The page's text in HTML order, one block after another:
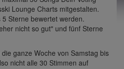
Lounge Charts mitgestalten.
Sterne bewertet werden.
nicht so gut" und fünf Sterne
ganze Woche von Samstag bis
nicht alle 30 Stimmen auf